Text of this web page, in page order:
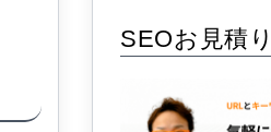
SEOお見積